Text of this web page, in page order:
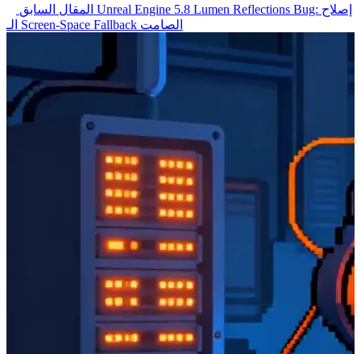
Unreal Engine 5.8 Lumen Reflections Bug: إصلاح
الـ Screen-Space Fallback الصامت